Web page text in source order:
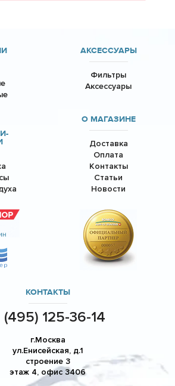
АКСЕССУАРЫ
Фильтры
Аксессуары
О МАГАЗИНЕ
Доставка
Оплата
Контакты
Статьи
Новости
КОНТАКТЫ
(495) 125-36-14
г.Москва
ул.Енисейская, д.1
строение 3
этаж 4, офис 3406